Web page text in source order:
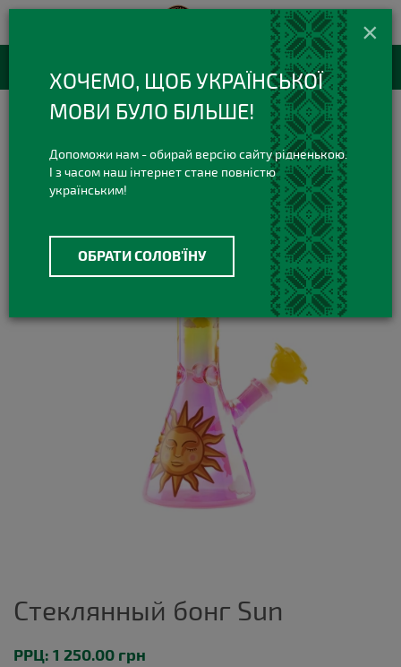
+38(073)420 420 3
Viber Telegram
RU
Стеклянный бонг Sun
Стеклянный бонг Sun
РРЦ: 1 250.00 грн
×
ХОЧЕМО, ЩОБ УКРАЇНСЬКОЇ
МОВИ БУЛО БІЛЬШЕ!
Допоможи нам - обирай версію сайту рідненькою.
І з часом наш інтернет стане повністю
українським!
ОБРАТИ СОЛОВ'ЇНУ